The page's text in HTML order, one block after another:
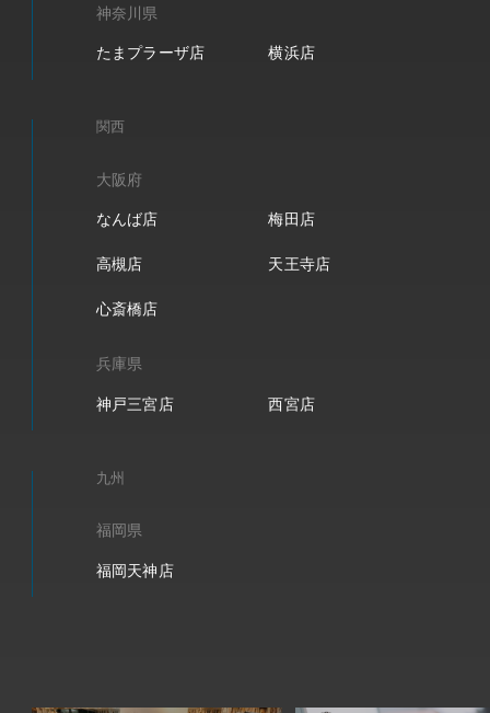
神奈川県
たまプラーザ店 横浜店
関西
大阪府
なんば店 梅田店
高槻店 天王寺店
心斎橋店
兵庫県
神戸三宮店 西宮店
九州
福岡県
福岡天神店